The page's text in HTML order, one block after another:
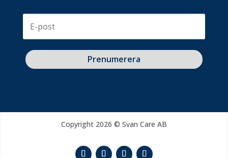
Prenumerera
Copyright 2026 © Svan Care AB